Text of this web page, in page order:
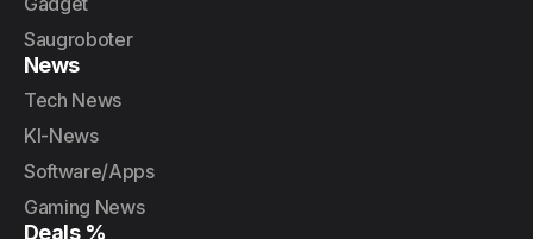
Saugroboter
News
Tech News
KI-News
Software/Apps
Gaming News
Deals %